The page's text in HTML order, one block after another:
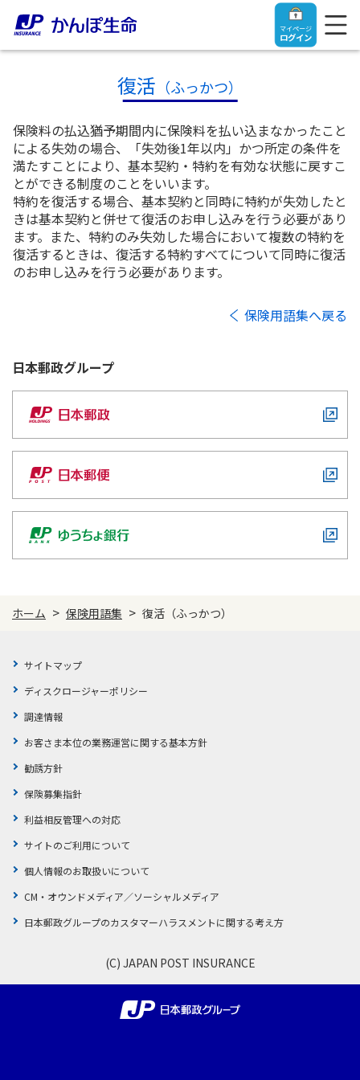
マイページ
ログイン
トップ
ご契約者さま
ご契約者さま
お手続き一覧
きっかけ・できごとから探す
ご契約内容の確認
お客さまに関する情報等の確認の取り組み
各種サービス・お知らせ
かんぽプラチナライフサービス
ご契約のしおり・約款（Web約款）
お問い合わせ
保険をご検討中のお客さま
終身保険
養老保険
定期保険
学資保険
お見積りシミュレーション
資料請求
保険かんたん診断
これからのライフイベントでかかる費用とは？
ご契約手続きの流れ
保険料のお払込方法
保険用語集
お問い合わせ
法人のお客さま向け商品一覧
お役立ち情報
かんぽ生命の団体取扱い
法人向け資料請求
お問い合わせ先
かんぽのLifeサポートナビ
保険
医療
子育て
健康情報
かんぽアプリ～かんぽの健康と安心を手のひらに～
かんぽ生命について
ご挨拶
経営理念・経営戦略
財務情報
日本郵政グループとしての取り組み
採用情報
CM・オウンドメディア／ソーシャルメディア
かんぽブランド
かんぽ生命のサステナビリティ
お客さまの声／お客さまサービス向上の取組み
よくあるご質問
お問い合わせ
サステナビリティ
復活 （ふっかつ）
保険料の払込猶予期間内に保険料を払い込まなかったこと
による失効の場合、「失効後1年以内」かつ所定の条件を
満たすことにより、基本契約・特約を有効な状態に戻すこ
とができる制度のことをいいます。
特約を復活する場合、基本契約と同時に特約が失効したと
きは基本契約と併せて復活のお申し込みを行う必要があり
ます。また、特約のみ失効した場合において複数の特約を
復活するときは、復活する特約すべてについて同時に復活
のお申し込みを行う必要があります。
保険用語集へ戻る
日本郵政グループ
ホーム > 保険用語集 > 復活（ふっかつ）
サイトマップ
ディスクロージャーポリシー
調達情報
お客さま本位の業務運営に関する基本方針
勧誘方針
保険募集指針
利益相反管理への対応
サイトのご利用について
個人情報のお取扱いについて
CM・オウンドメディア／ソーシャルメディア
日本郵政グループのカスタマーハラスメントに関する考え方
(C) JAPAN POST INSURANCE